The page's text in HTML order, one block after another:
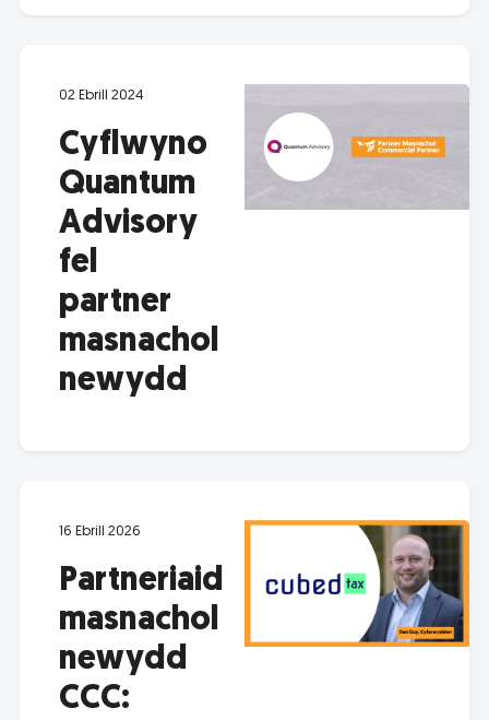
02 Ebrill 2024
Cyflwyno
Quantum
Advisory
fel
partner
masnachol
newydd
16 Ebrill 2026
Partneriaid
masnachol
newydd
CCC: